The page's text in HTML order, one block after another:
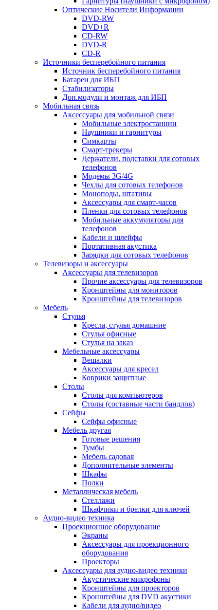
Оптические Носители Информации
DVD-RW
DVD+R
CD-RW
DVD-R
CD-R
Источники бесперебойного питания
Источник бесперебойного питания
Батареи для ИБП
Стабилизаторы
Доп.модули и монтаж для ИБП
Мобильная связь
Аксессуары для мобильной связи
Мобильные электростанции
Наушники и гарнитуры
Симкарты
Смарт-трекеры
Держатели, подставки для сотовых
телефонов
Модемы 3G/4G
Чехлы для сотовых телефонов
Моноподы, штативы
Аксессуары для смарт-часов
Пленки для сотовых телефонов
Мобильные аккумуляторы для
телефонов
Кабели и шлейфы
Портативная акустика
Зарядки для сотовых телефонов
Телевизоры и аксессуары
Аксессуары для телевизоров
Прочие аксессуары для телевизоров
Кронштейны для мониторов
Кронштейны для телевизоров
Мебель
Стулья
Кресла, стулья домашние
Стулья офисные
Стулья на заказ
Мебельные аксессуары
Вешалки
Аксессуары для кресел
Коврики защитные
Столы
Столы для компьютеров
Столы (составные части бандлов)
Сейфы
Сейфы офисные
Мебель другая
Готовые решения
Тумбы
Мебель садовая
Дополнительные элементы
Шкафы
Полки
Металлическая мебель
Стеллажи
Шкафчики и брелки для ключей
Аудио-видео техника
Проекционное оборудование
Экраны
Аксессуары для проекционного
оборудования
Проекторы
Аксессуары для аудио-видео техники
Акустические микрофоны
Кронштейны для проекторов
Кронштейны для DVD акустики
Кабели для аудио/видео